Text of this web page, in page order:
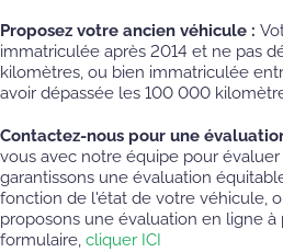
Proposez votre ancien véhicule :
immatriculée après 2014 et ne pas
kilomètres, ou bien immatriculée
avoir dépassée les 100 000
Contactez-nous pour une
vous avec notre équipe pour
garantissons une évaluation
fonction de l'état de votre véhicule,
proposons une évaluation en ligne à
formulaire, cliquer ICI